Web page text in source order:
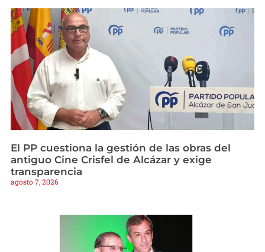
El PP cuestiona la gestión de las obras del
antiguo Cine Crisfel de Alcázar y exige
transparencia
agosto 7, 2026